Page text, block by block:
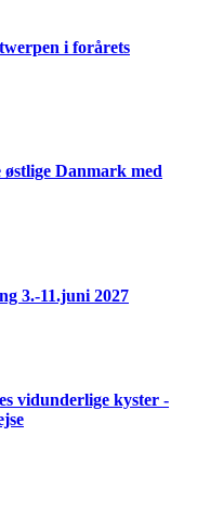
i forårets
Danmark med
3.-11.juni 2027
vidunderlige kyster -